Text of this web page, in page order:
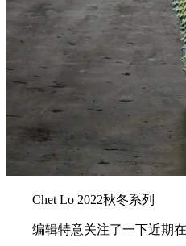
Chet Lo 2022秋冬系列
编辑特意关注了一下近期在